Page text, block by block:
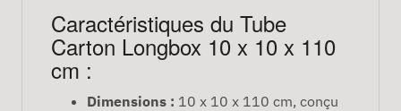
Caractéristiques du Tube
Carton Longbox 10 x 10 x 110
cm :
Dimensions : 10 x 10 x 110 cm, conçu